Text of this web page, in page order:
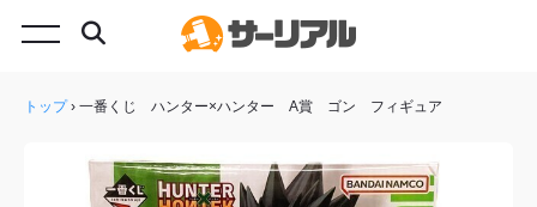
トップ› 一番くじ ハンター×ハンター A賞 ゴン フィギュア